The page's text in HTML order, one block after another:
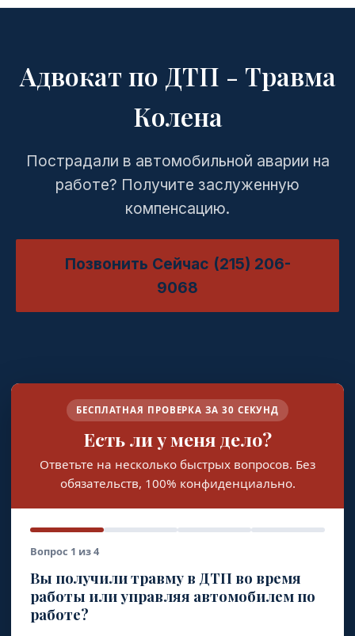
Адвокат по ДТП - Травма
Колена
Пострадали в автомобильной аварии на
работе? Получите заслуженную
компенсацию.
Позвонить Сейчас (215) 206-
9068
БЕСПЛАТНАЯ ПРОВЕРКА ЗА 30 СЕКУНД
Есть ли у меня дело?
Ответьте на несколько быстрых вопросов. Без
обязательств, 100% конфиденциально.
Вопрос 1 из 4
Вы получили травму в ДТП во время
работы или управляя автомобилем по
работе?